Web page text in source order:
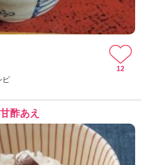
ピ
12
酢あえ